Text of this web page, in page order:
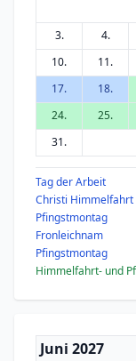
3.
4.
10.
11.
17.
18.
24.
25.
31.
Tag der Arbeit
Christi Himmelfahrt
Pfingstmontag
Fronleichnam
Pfingstmontag
Himmelfahrt- und
Juni 2027